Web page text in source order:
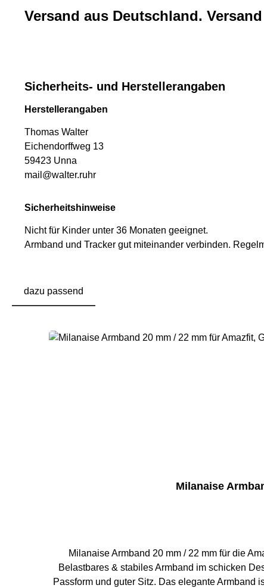
Versand aus Deutschland.
Sicherheits- und Herstellerangaben
Herstellerangaben
Thomas Walter
Eichendorffweg 13
59423 Unna
mail@walter.ruhr
Sicherheitshinweise
Nicht für Kinder unter 36 Monaten geeignet.
Armband und Tracker gut miteinander verbinden.
dazu passend
Milanaise
Milanaise Armband 20 mm / 22 mm für die
Belastbares & stabiles Armband im schicken
Passform und guter Sitz. Das elegante Armband ist das perfekte